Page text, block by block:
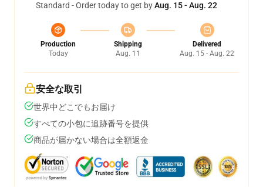
Standard - Order today to get byAug. 15 - Aug. 22
Production
Today
Shipping
Aug. 11
Delivered
Aug. 15 - Aug. 22
安全な取引
世界中どこでもお届け
すべての小包に追跡番号を提供
商品が届かない場合は全額返金